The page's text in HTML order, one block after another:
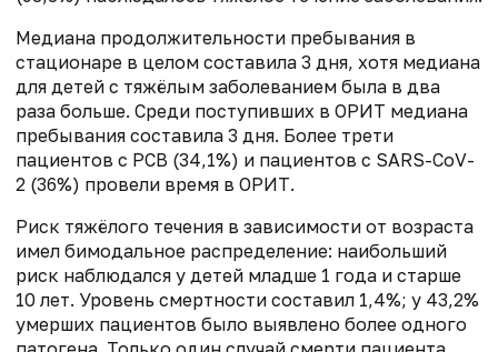
Медиана продолжительности пребывания в
стационаре в целом составила 3 дня, хотя медиана
для детей с тяжёлым заболеванием была в два
раза больше. Среди поступивших в ОРИТ медиана
пребывания составила 3 дня. Более трети
пациентов с РСВ (34,1%) и пациентов с SARS-CoV-
2 (36%) провели время в ОРИТ.
Риск тяжёлого течения в зависимости от возраста
имел бимодальное распределение: наибольший
риск наблюдался у детей младше 1 года и старше
10 лет. Уровень смертности составил 1,4%; у 43,2%
умерших пациентов было выявлено более одного